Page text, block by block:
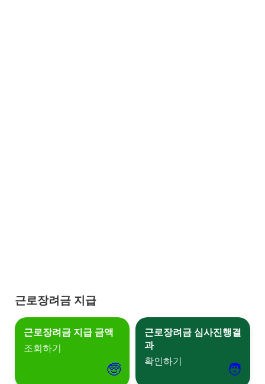
근로장려금 지급
근로장려금 지급 금액
조회하기
🧓
근로장려금 심사진행결
과
확인하기
🧑